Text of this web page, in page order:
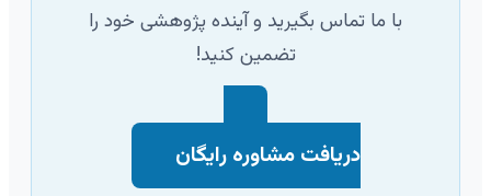
با ما تماس بگیرید و آینده پژوهشی خود را
تضمین کنید!
دریافت مشاوره رایگان